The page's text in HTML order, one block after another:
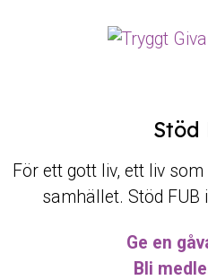
Stöd
För ett gott liv, ett liv
samhället. Stöd FUB
Ge en
Bli